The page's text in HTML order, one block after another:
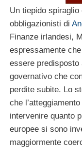
Un tiepido
obbligazionisti di
Finanze irlandesi,
espressamente
essere predisposto
governativo che
perdite subite. Lo
che
intervenire quanto
europee si sono
maggiormente